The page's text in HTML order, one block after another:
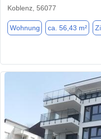
Koblenz, 56077
Wohnung ca. 56,43 m²